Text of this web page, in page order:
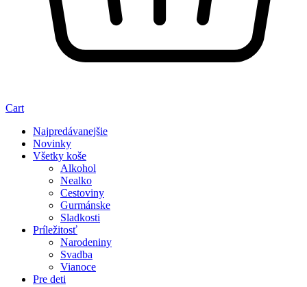
Cart
Najpredávanejšie
Novinky
Všetky koše
Alkohol
Nealko
Cestoviny
Gurmánske
Sladkosti
Príležitosť
Narodeniny
Svadba
Vianoce
Pre deti